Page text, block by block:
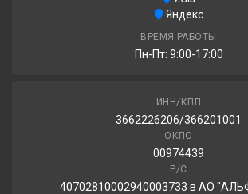
Яндекс
ВРЕМЯ РАБОТЫ
Пн-Пт: 9:00-17:00
ИНН/КПП
3662226206/366201001
ОКПО
00974439
Р/С
40702810002940003733 в АО